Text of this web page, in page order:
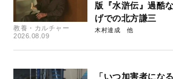
教養・カルチャー
2026.08.09
版『水滸伝』過酷
げでの北方謙三
木村達成
「いつ加害者にな